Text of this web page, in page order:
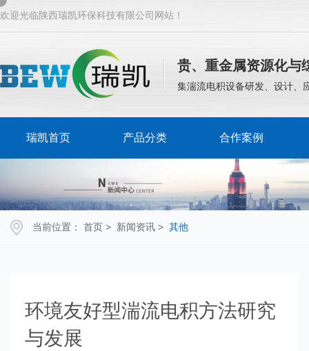
欢迎光临陕西瑞凯环保科技有限公司网站！
贵、重金属资源化与
集湍流电积设备研发、设计、
瑞凯首页 产品分类 合作案例
当前位置： 首页 > 新闻资讯 > 其他
环境友好型湍流电积方法研究
与发展